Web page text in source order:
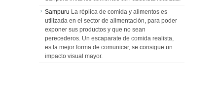
Sampuru La réplica de comida y alimentos es
utilizada en el sector de alimentación, para poder
exponer sus productos y que no sean
perecederos. Un escaparate de comida realista,
es la mejor forma de comunicar, se consigue un
impacto visual mayor.